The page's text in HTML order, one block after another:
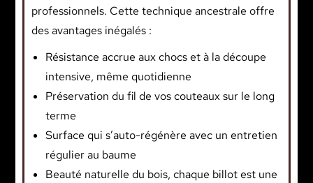
professionnels. Cette technique ancestrale offre
des avantages inégalés :
Résistance accrue aux chocs et à la découpe
intensive, même quotidienne
Préservation du fil de vos couteaux sur le long
terme
Surface qui s’auto-régénère avec un entretien
régulier au baume
Beauté naturelle du bois, chaque billot est une